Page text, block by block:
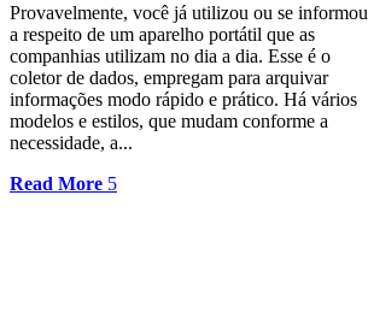
Provavelmente, você já utilizou ou se informou
a respeito de um aparelho portátil que as
companhias utilizam no dia a dia. Esse é o
coletor de dados, empregam para arquivar
informações modo rápido e prático. Há vários
modelos e estilos, que mudam conforme a
necessidade, a...
Read More